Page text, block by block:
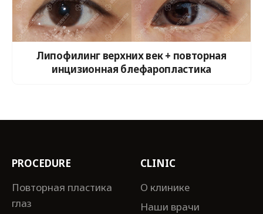
Липофилинг верхних век + повторная
инцизионная блефаропластика
PROCEDURE
Повторная пластика
глаз
CLINIC
О клинике
Наши врачи